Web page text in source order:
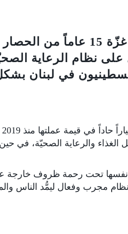
قاست غزّة 15
على نظام الرعاية
في لبنان
نفسها تحت رحمة ظروف خارجة
مجرب وفعال ليمُّد الناس